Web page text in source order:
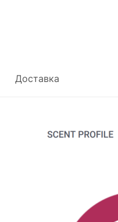
Доставка